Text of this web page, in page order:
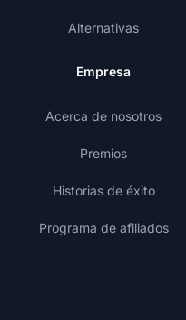
Alternativas
Empresa
Acerca de nosotros
Premios
Historias de éxito
Programa de afiliados